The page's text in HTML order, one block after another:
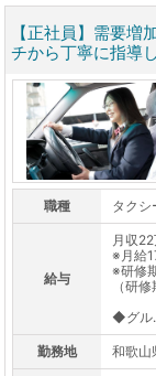
【正社員】需要
チから丁寧に指導
職種 タクシ
給与
月収
※月給
※研修
（研
◆グル
勤務地 和歌山